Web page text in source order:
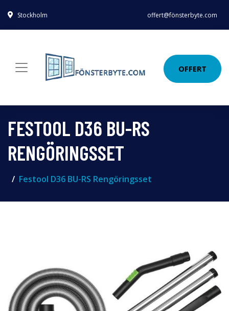
Stockholm offert@fönsterbyte.com
OFFERT
FESTOOL D36 BU-RS
RENGÖRINGSSET
Festool D36 BU-RS Rengöringsset